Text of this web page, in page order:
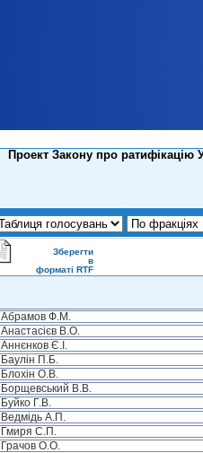
Проект Закону про ратифікацію
Зберегти
в
форматі RTF
Абрамов Ф.М.
Анастасієв В.О.
Аннєнков Є.І.
Баулін П.Б.
Блохін О.В.
Борщевський В.В.
Буйко Г.В.
Ведмідь А.П.
Гмиря С.П.
Грачов О.О.